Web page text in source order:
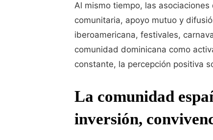
Al mismo tiempo, las
comunitaria, apoyo mutuo y
iberoamericana, festivales,
comunidad dominicana como
constante, la percepción positiva
La comunidad
inversión,